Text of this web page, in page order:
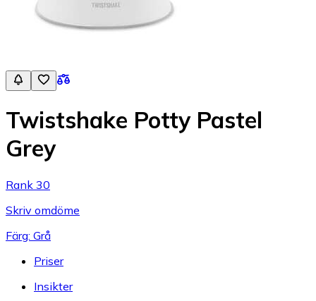
Twistshake Potty Pastel
Grey
Rank 30
Skriv omdöme
Färg: Grå
Priser
Insikter